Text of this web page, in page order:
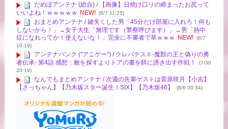
だめぽアンテナ (総合) / 【画像】日焼け口リの締まったお尻って
いいよね！ｗｗｗｗｗ
NEW! (8/7 11:25)
おまとめアンテナ / 鍵失くした男「45分だけ部屋に入れろ！何も
しないから！」→女子大生「無理です（警察呼びます）」→男「熱中
症になれってか！使えないな！」完全に不審者で草ｗｗｗ
NEW! (8/7
10:19)
アンテナバンク ("アニゲー") / クレバテスⅡ-魔獣の王と偽りの勇
者伝承- 第4話 感想：敵を探すよりトアの書を餌に誘き出す作戦！
(7/30
20:19)
なんでもまとめアンテナ / 次週の先輩ゲストは菅原咲月【小吉】
【さっちゃん】【乃木坂スター誕生！SIX】【乃木坂46】
(8/6 00:34)